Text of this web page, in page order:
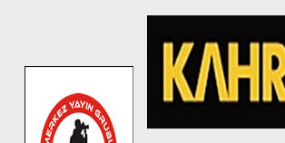
11:10
5:17
5:15
6:54
5:20